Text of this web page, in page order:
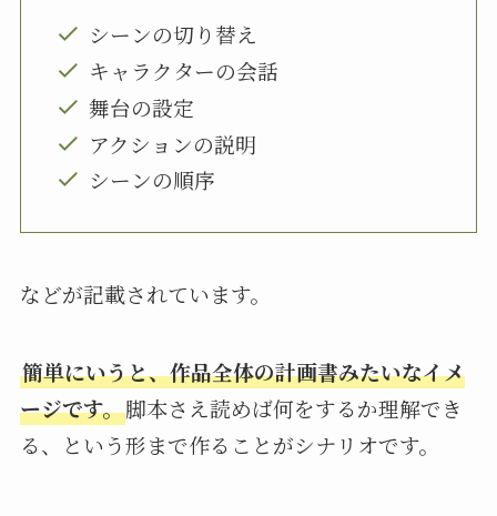
シーンの切り替え
キャラクターの会話
舞台の設定
アクションの説明
シーンの順序
などが記載されています。
簡単にいうと、作品全体の計画書みたいなイメ
ージです。脚本さえ読めば何をするか理解でき
る、という形まで作ることがシナリオです。